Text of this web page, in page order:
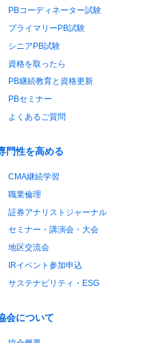
PBコーディネーター試験
プライマリーPB試験
シニアPB試験
資格を取ったら
PB継続教育と資格更新
PBセミナー
よくあるご質問
門性を高める
CMA継続学習
職業倫理
証券アナリストジャーナル
セミナー・講演会・大会
地区交流会
IRイベント参加申込
サステナビリティ・ESG
会について